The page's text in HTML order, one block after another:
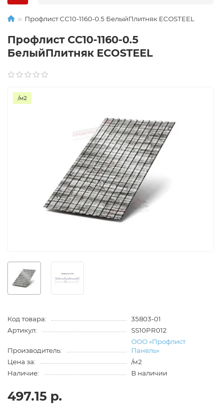
Профлист СС10-1160-0.5 БелыйПлитняк ECOSTEEL
Профлист СС10-1160-0.5
БелыйПлитняк ECOSTEEL
/м2
Код товара:
35803-01
Артикул:
SS10PR012
Производитель:
ООО «Профлист
Панель»
Цена за:
/м2
Наличие:
В наличии
497.15 р.